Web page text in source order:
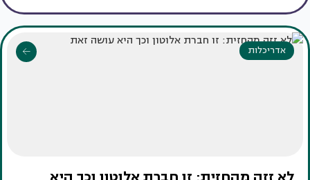
אדריכלות